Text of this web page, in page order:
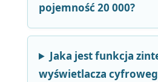
pojemność 20 000?
Jaka jest funkcja
wyświetlacza